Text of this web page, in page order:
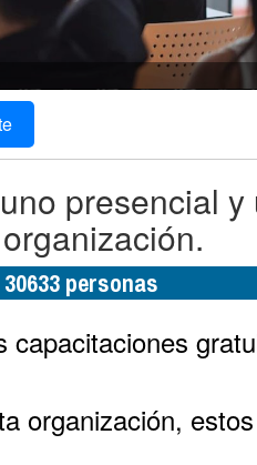
presencial y
personas
capacitaciones
organización,